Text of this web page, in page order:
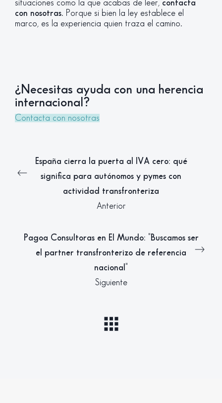
situaciones como la que acabas de leer, contacta
con nosotras. Porque si bien la ley establece el
marco, es la experiencia quien traza el camino.
¿Necesitas ayuda con una herencia
internacional?
Contacta con nosotras
España cierra la puerta al IVA cero: qué
significa para autónomos y pymes con
actividad transfronteriza
Anterior
Pagoa Consultoras en El Mundo: "Buscamos ser
el partner transfronterizo de referencia
nacional"
Siguiente